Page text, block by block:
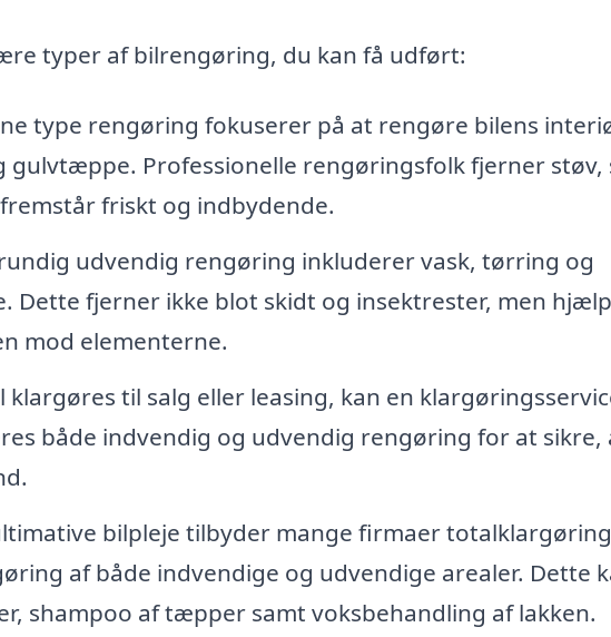
typer af bilrengøring, du kan få udført:
type rengøring fokuserer på at rengøre bilens
Professionelle rengøringsfolk fjerner støv,
friskt og indbydende.
udvendig rengøring inkluderer vask, tørring og
Dette fjerner ikke blot skidt og insektrester, men
mod elementerne.
klargøres til salg eller leasing, kan en
både indvendig og udvendig rengøring for at sikre,
bilpleje tilbyder mange firmaer
af både indvendige og udvendige arealer. Dette
shampoo af tæpper samt voksbehandling af lakken.